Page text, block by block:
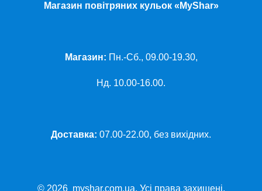
Магазин повітряних кульок «MyShar»
Магазин: Пн.-Сб., 09.00-19.30,
Нд. 10.00-16.00.
Доставка: 07.00-22.00, без вихідних.
© 2026 myshar.com.ua. Усі права захищені.